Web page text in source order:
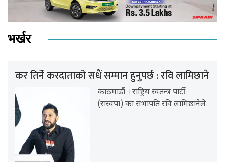
भर्खर
कर तिर्ने करदाताको सधैं सम्मान हुनुपर्छ : रवि लामिछाने
काठमाडौं । राष्ट्रिय स्वतन्त्र पार्टी
(रास्वपा) का सभापति रवि लामिछानेले